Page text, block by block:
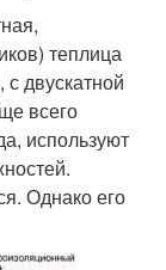
теплица
двускатной
всего
используют
Однако его